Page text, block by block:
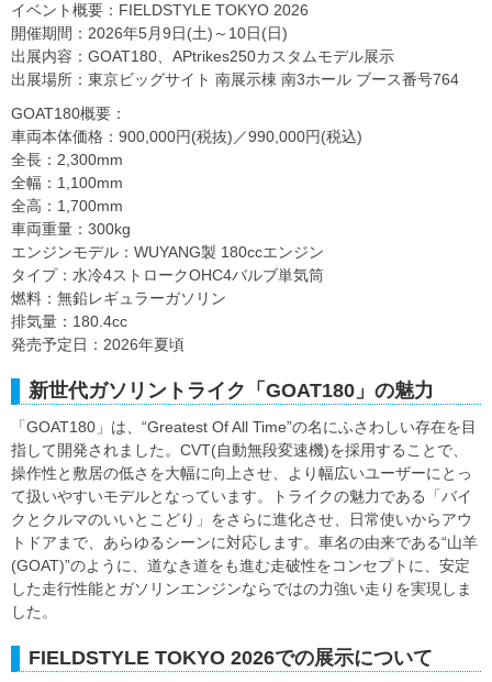
イベント概要：FIELDSTYLE TOKYO 2026
開催期間：2026年5月9日(土)～10日(日)
出展内容：GOAT180、APtrikes250カスタムモデル展示
出展場所：東京ビッグサイト 南展示棟 南3ホール ブース番号764
GOAT180概要：
車両本体価格：900,000円(税抜)／990,000円(税込)
全長：2,300mm
全幅：1,100mm
全高：1,700mm
車両重量：300kg
エンジンモデル：WUYANG製 180ccエンジン
タイプ：水冷4ストロークOHC4バルブ単気筒
燃料：無鉛レギュラーガソリン
排気量：180.4cc
発売予定日：2026年夏頃
新世代ガソリントライク「GOAT180」の魅力
「GOAT180」は、“Greatest Of All Time”の名にふさわしい存在を目
指して開発されました。CVT(自動無段変速機)を採用することで、
操作性と敷居の低さを大幅に向上させ、より幅広いユーザーにとっ
て扱いやすいモデルとなっています。トライクの魅力である「バイ
クとクルマのいいとこどり」をさらに進化させ、日常使いからアウ
トドアまで、あらゆるシーンに対応します。車名の由来である“山羊
(GOAT)”のように、道なき道をも進む走破性をコンセプトに、安定
した走行性能とガソリンエンジンならではの力強い走りを実現しま
した。
FIELDSTYLE TOKYO 2026での展示について